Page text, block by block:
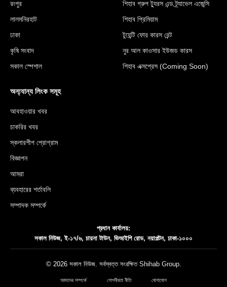
রংপুর
লালমনিরহাট
ঢাকা
কৃষি সংবাদ
সকাল স্পেশাল
শিহাব গ্রুপ ট্যুরস এন্ড ট্র্যাভেল এজেন্সি
শিহাব প্রিমিয়াম
টুয়েন্টি ফোর কারস রেন্ট
নুর আল কাওসার ইউজড কারস
শিহাব এক্সপ্রেস (Coming Soon)
অন্য্যান্য লিংক সমূহ
আবহাওয়ার খবর
চাকরির খবর
স্কলারশীপ প্রোগ্রাম
বিজ্ঞাপন
আমরা
ব্যবহারের শর্তাবলি
সম্পাদক সম্পর্কে
প্রধান কার্যালয়:
সকাল নিউজ, ই-১৭/৬, চায়না টাউন, ভিআইপি রোড, নয়াপল্টন, ঢাকা-১০০০
© 2026 সকাল নিউজ. সর্বস্বত্ত সংরক্ষিত Shihab Group.
আমাদের সম্পর্কে গোপনীয়তা নীতি যোগাযোগ